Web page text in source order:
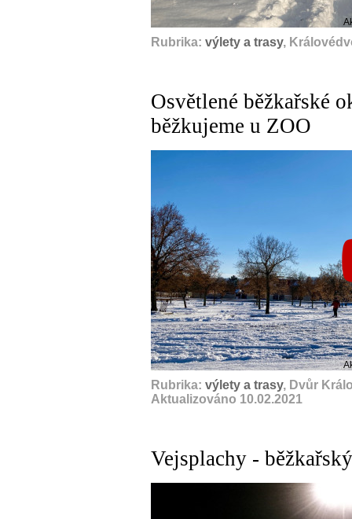
Rubrika: výlety a trasy,
Osvětlené běžkařské
běžkujeme u ZOO
Rubrika: výlety a trasy, Dvůr
Aktualizováno 10.02.2021
Vejsplachy -